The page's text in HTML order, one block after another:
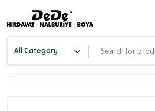
All Category